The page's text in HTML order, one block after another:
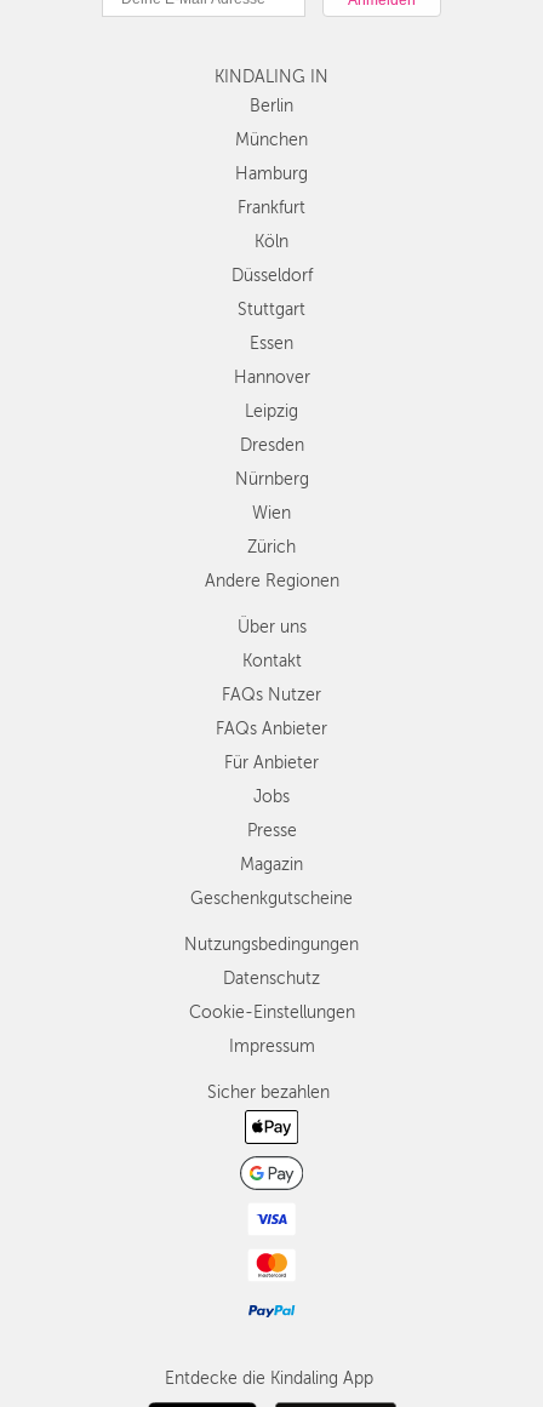
STUTTGART
HANNOVER
DRESDEN
WIEN
ZÜRICH
Hamburg
Köln
Düsseldorf
Stuttgart
Essen
Dresden
Nürnberg
Wien
Zürich
Andere
Regionen
KINDALING IN
Berlin
München
Hamburg
Frankfurt
Köln
Düsseldorf
Stuttgart
Essen
Hannover
Leipzig
Dresden
Nürnberg
Wien
Zürich
Andere Regionen
Über uns
Kontakt
FAQs Nutzer
FAQs Anbieter
Für Anbieter
Jobs
Presse
Magazin
Geschenkgutscheine
Nutzungsbedingungen
Datenschutz
Cookie-Einstellungen
Impressum
Sicher bezahlen
Entdecke die Kindaling App